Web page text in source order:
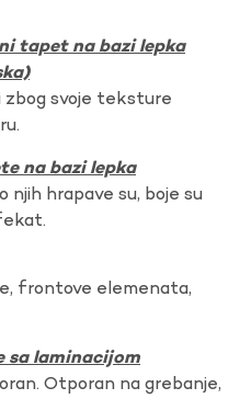
tapet na bazi lepka
zbog svoje teksture
na bazi lepka
njih hrapave su, boje su
frontove elemenata,
sa laminacijom
Otporan na grebanje,